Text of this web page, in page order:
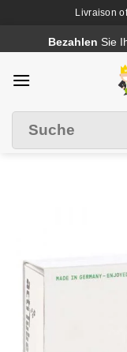
Livraison
au
contenu
Bezahlen Sie
nach